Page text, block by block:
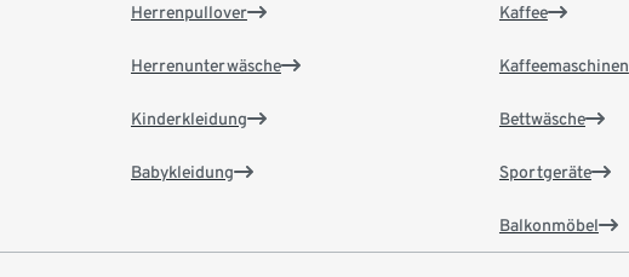
Herrenpullover
Herrenunterwäsche
Kinderkleidung
Babykleidung
Kaffee
Kaffeemaschinen
Bettwäsche
Sportgeräte
Balkonmöbel